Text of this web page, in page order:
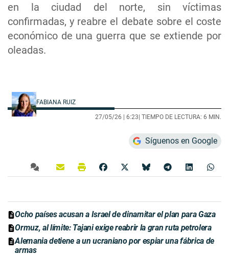
en la ciudad del norte, sin víctimas
confirmadas, y reabre el debate sobre el coste
económico de una guerra que se extiende por
oleadas.
FABIANA RUIZ
27/05/26 | 6:23 | TIEMPO DE LECTURA: 6 MIN.
Síguenos en Google
Ocho países acusan a Israel de dinamitar el plan para Gaza
Ormuz, al límite: Tajani exige reabrir la gran ruta petrolera
Alemania detiene a un ucraniano por espiar una fábrica de
armas